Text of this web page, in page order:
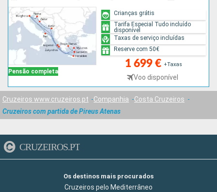
Pensão completa
1 699 € +Taxas
Voo disponível
Crianças grátis
Tarifa Especial Tudo incluído
disponível
Taxas de serviço incluídas
Reserve com 50€
Cruzeiros www.cruzeiros.pt Companhia
Costa Cruzeiros
Cruzeiros com partida de Pireus Atenas
CRUZEIROS.PT
Os destinos mais procurados
Cruzeiros pelo Mediterrâneo